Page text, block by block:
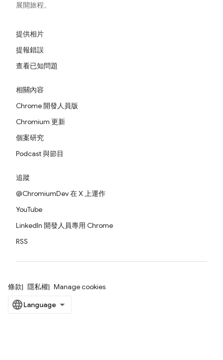
展開旅程。
提供相片
提報錯誤
查看已知問題
相關內容
Chrome 開發人員版
Chromium 更新
個案研究
Podcast 與節目
追蹤
@ChromiumDev 在 X 上運作
YouTube
LinkedIn 開發人員專用 Chrome
RSS
條款 隱私權 Manage cookies